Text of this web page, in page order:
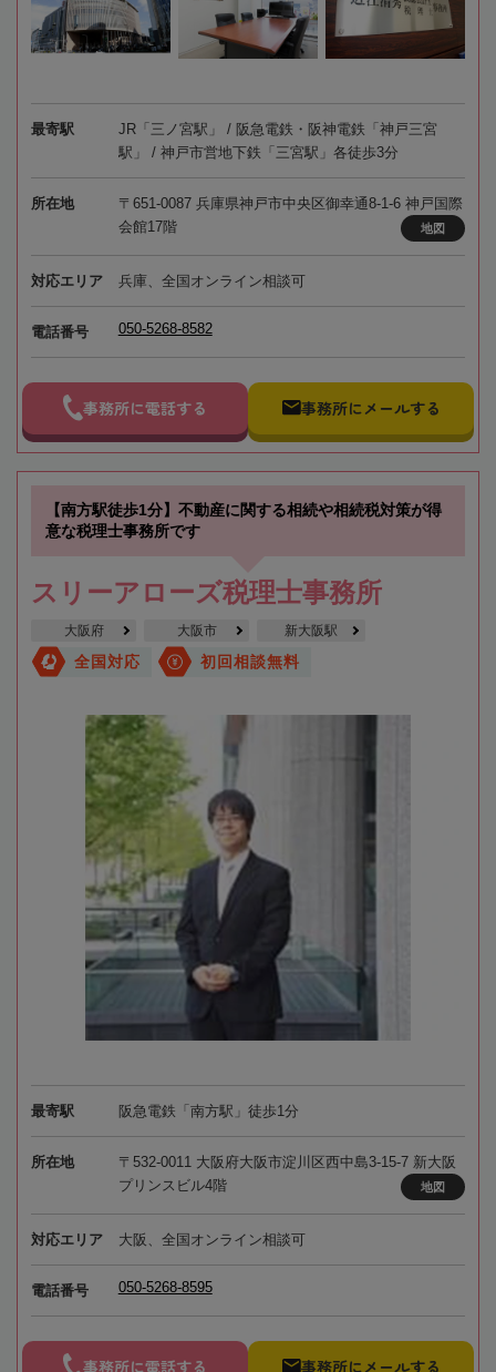
最寄駅
JR「三ノ宮駅」 / 阪急電鉄・阪神電鉄「神戸三宮
駅」 / 神戸市営地下鉄「三宮駅」各徒歩3分
所在地
〒651-0087 兵庫県神戸市中央区御幸通8-1-6 神戸国際
会館17階
地図
対応エリア 兵庫、全国オンライン相談可
電話番号 050-5268-8582
事務所に電話する 事務所にメールする
【南方駅徒歩1分】不動産に関する相続や相続税対策が得
意な税理士事務所です
スリーアローズ税理士事務所
大阪府 大阪市 新大阪駅
全国対応 初回相談無料
最寄駅 阪急電鉄「南方駅」徒歩1分
所在地
〒532-0011 大阪府大阪市淀川区西中島3-15-7 新大阪
プリンスビル4階
地図
対応エリア 大阪、全国オンライン相談可
電話番号 050-5268-8595
事務所に電話する 事務所にメールする